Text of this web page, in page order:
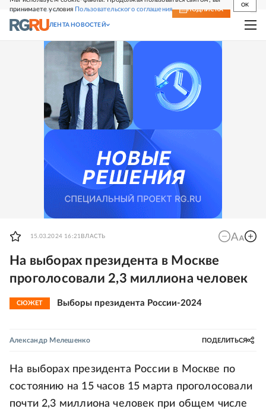
принимаете условия Пользовательского соглашения
OK
СВЕЖИЙ НОМЕР ПОДПИСКА
ЛЕНТА НОВОСТЕЙ
15.03.2024 16:21 ВЛАСТЬ
На выборах президента в Москве
проголосовали 2,3 миллиона человек
СЮЖЕТ Выборы президента России-2024
Александр Мелешенко ПОДЕЛИТЬСЯ
На выборах президента России в Москве по
состоянию на 15 часов 15 марта проголосовали
почти 2,3 миллиона человек при общем числе